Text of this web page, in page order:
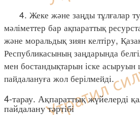
4. Жеке және заңды тұлғалар
мәліметтер бар ақпараттық
және моральдық зиян келтіру,
Республикасының заңдарында
мен бостандықтарын іске асыруын
пайдалануға жол берілмейді.
4-тарау. Ақпараттық жүйелерді
пайдалану тәртібі